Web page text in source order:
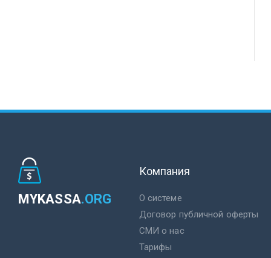
MYKASSA.ORG
Компания
О системе
Договор публичной оферты
СМИ о нас
Тарифы